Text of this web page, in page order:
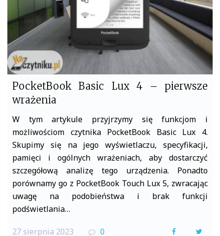
PocketBook Basic Lux 4 – pierwsze
wrażenia
W tym artykule przyjrzymy się funkcjom i
możliwościom czytnika PocketBook Basic Lux 4.
Skupimy się na jego wyświetlaczu, specyfikacji,
pamięci i ogólnych wrażeniach, aby dostarczyć
szczegółową analizę tego urządzenia. Ponadto
porównamy go z PocketBook Touch Lux 5, zwracając
uwagę na podobieństwa i brak funkcji
podświetlania…
27 sierpnia 2023 0
F